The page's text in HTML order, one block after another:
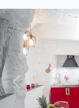
Anterior